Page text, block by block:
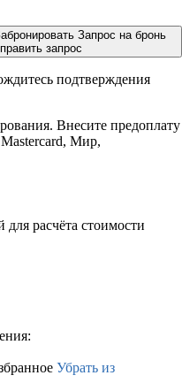
Запрос на бронь
запрос
подтверждения
Внесите предоплату
Мир,
расчёта стоимости
Убрать из